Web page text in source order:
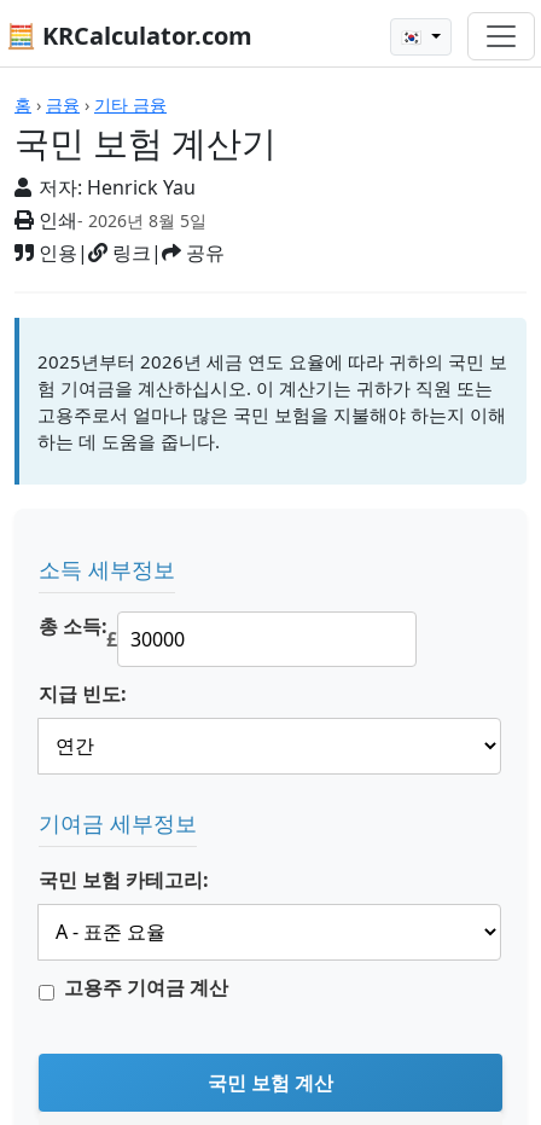
🧮 KRCalculator.com 🇰🇷
홈 › 금융 › 기타 금융
국민 보험 계산기
저자: Henrick Yau
인쇄- 2026년 8월 5일
인용| 링크| 공유
계산기
2025년부터 2026년 세금 연도 요율에 따라 귀하의 국민 보
험 기여금을 계산하십시오. 이 계산기는 귀하가 직원 또는
고용주로서 얼마나 많은 국민 보험을 지불해야 하는지 이해
하는 데 도움을 줍니다.
소득 세부정보
총 소득:£
지급 빈도:
기여금 세부정보
국민 보험 카테고리:
고용주 기여금 계산
국민 보험 계산